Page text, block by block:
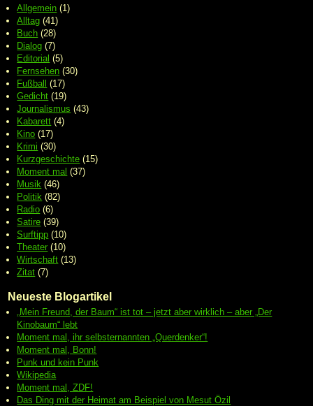
Allgemein (1)
Alltag (41)
Buch (28)
Dialog (7)
Editorial (5)
Fernsehen (30)
Fußball (17)
Gedicht (19)
Journalismus (43)
Kabarett (4)
Kino (17)
Krimi (30)
Kurzgeschichte (15)
Moment mal (37)
Musik (46)
Politik (82)
Radio (6)
Satire (39)
Surftipp (10)
Theater (10)
Wirtschaft (13)
Zitat (7)
Neueste Blogartikel
„Mein Freund, der Baum“ ist tot – jetzt aber wirklich – aber „Der
Kinobaum“ lebt
Moment mal, ihr selbsternannten „Querdenker“!
Moment mal, Bonn!
Punk und kein Punk
Wikipedia
Moment mal, ZDF!
Das Ding mit der Heimat am Beispiel von Mesut Özil